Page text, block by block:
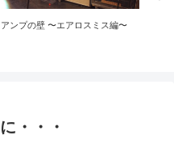
〜エアロスミス編〜 かっこいいス
・・・